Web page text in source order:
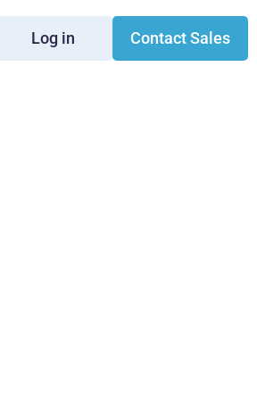
Log in Contact Sales